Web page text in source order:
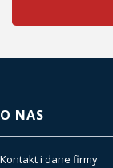
Linki w stopce
O NAS
Kontakt i dane firmy